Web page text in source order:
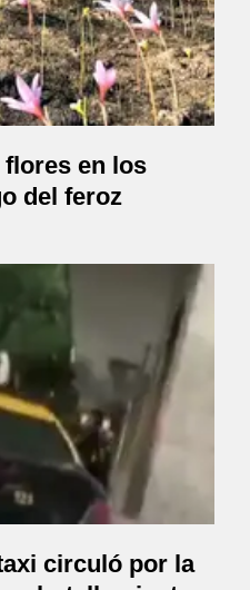
flores en los
del feroz
circuló por la